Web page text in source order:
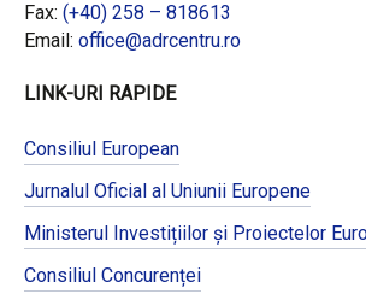
Fax: (+40) 258 – 818613
Email: office@adrcentru.ro
LINK-URI RAPIDE
Consiliul European
Jurnalul Oficial al Uniunii Europene
Ministerul Investițiilor și Proiectelor
Consiliul Concurenței